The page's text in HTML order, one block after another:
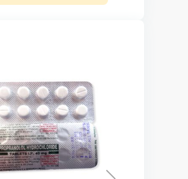
Telmisartan